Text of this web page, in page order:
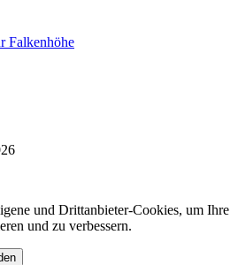
und Drittanbieter-Cookies, um Ihre
und zu verbessern.